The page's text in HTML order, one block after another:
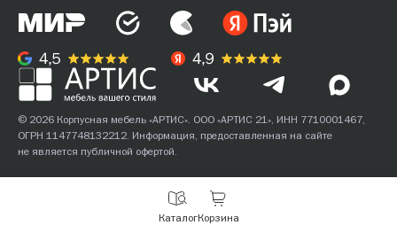
КаталогКорзина
© 2026 Корпусная мебель «АРТИС». ООО «АРТИС 21», ИНН 7710001467,
ОГРН 1147748132212. Информация, предоставленная на сайте
не является публичной офертой.